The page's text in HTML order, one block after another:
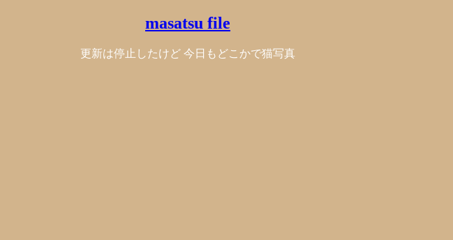
masatsu file
更新は停止したけど 今日もどこかで猫写真